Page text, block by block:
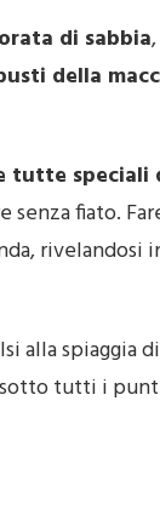
di sabbia
della
tutte speciali
fiato.
rivelandosi
alla spiaggia
tutti i